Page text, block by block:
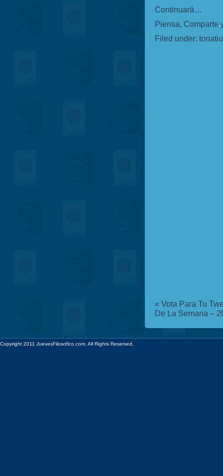
Continuará…
Piensa, Comparte
Filed under:
« Vota Para Tu
De La Semana –
Copyright 2011 JuevesFilosofico.com. All Rights Reserved.